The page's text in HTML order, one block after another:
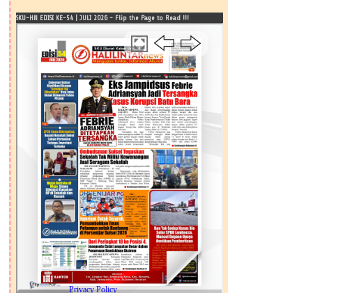
SKU-HN EDISI KE-54 | JULI 2026 - Flip the Page to Read !!!